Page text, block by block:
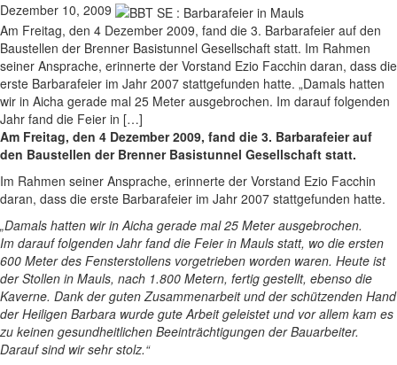
Dezember 10, 2009
Am Freitag, den 4 Dezember 2009, fand die 3. Barbarafeier auf den
Baustellen der Brenner Basistunnel Gesellschaft statt. Im Rahmen
seiner Ansprache, erinnerte der Vorstand Ezio Facchin daran, dass die
erste Barbarafeier im Jahr 2007 stattgefunden hatte. „Damals hatten
wir in Aicha gerade mal 25 Meter ausgebrochen. Im darauf folgenden
Jahr fand die Feier in […]
Am Freitag, den 4 Dezember 2009, fand die 3. Barbarafeier auf
den Baustellen der Brenner Basistunnel Gesellschaft statt.
Im Rahmen seiner Ansprache, erinnerte der Vorstand Ezio Facchin
daran, dass die erste Barbarafeier im Jahr 2007 stattgefunden hatte.
„Damals hatten wir in Aicha gerade mal 25 Meter ausgebrochen.
Im darauf folgenden Jahr fand die Feier in Mauls statt, wo die ersten
600 Meter des Fensterstollens vorgetrieben worden waren. Heute ist
der Stollen in Mauls, nach 1.800 Metern, fertig gestellt, ebenso die
Kaverne. Dank der guten Zusammenarbeit und der schützenden Hand
der Heiligen Barbara wurde gute Arbeit geleistet und vor allem kam es
zu keinen gesundheitlichen Beeinträchtigungen der Bauarbeiter.
Darauf sind wir sehr stolz.“